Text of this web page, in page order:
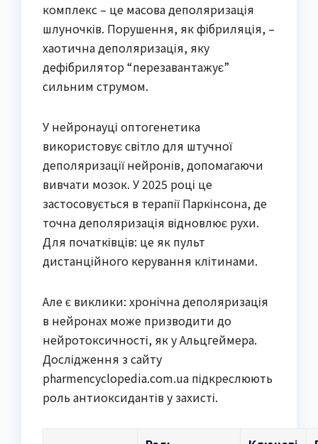
комплекс – це масова деполяризація
шлуночків. Порушення, як фібриляція, –
хаотична деполяризація, яку
дефібрилятор “перезавантажує”
сильним струмом.
У нейронауці оптогенетика
використовує світло для штучної
деполяризації нейронів, допомагаючи
вивчати мозок. У 2025 році це
застосовується в терапії Паркінсона, де
точна деполяризація відновлює рухи.
Для початківців: це як пульт
дистанційного керування клітинами.
Але є виклики: хронічна деполяризація
в нейронах може призводити до
нейротоксичності, як у Альцгеймера.
Дослідження з сайту
pharmencyclopedia.com.ua підкреслюють
роль антиоксидантів у захисті.